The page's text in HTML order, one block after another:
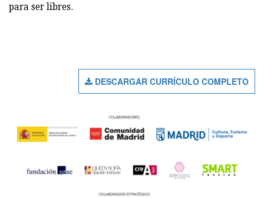
para ser libres.
DESCARGAR CURRÍCULO COMPLETO